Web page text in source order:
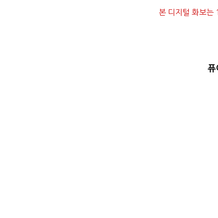
본 디지털 화보는
퓨